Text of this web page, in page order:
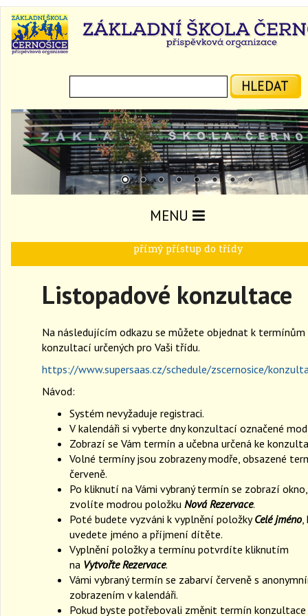
HLEDAT
MENU
přímý přístup do třídy
Listopadové konzultace
Na následujícím odkazu se můžete objednat k termínům
konzultací určených pro Vaši třídu.
https://www.supersaas.cz/schedule/zscernosice/
Návod:
Systém nevyžaduje registraci.
V kalendáři si vyberte dny konzultací označené
Zobrazí se Vám termín a učebna určená ke
Volné termíny jsou zobrazeny modře, obsazené
červeně.
Po kliknutí na Vámi vybraný termín se zobrazí
zvolíte modrou položku Nová Rezervace.
Poté budete vyzváni k vyplnění položkyCelé jméno,
uvedete jméno a příjmení dítěte.
Vyplnění položky a termínu potvrdíte kliknutím
na Vytvořte Rezervace.
Vámi vybraný termín se zabarví červeně s
zobrazením v kalendáři.
Pokud byste potřebovali změnit termín konzultace